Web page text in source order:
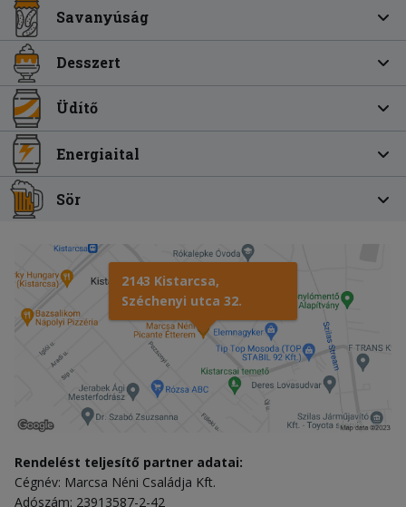
Savanyúság
Desszert
Üdítő
Energiaital
Sör
2143 Kistarcsa,
Széchenyi utca 32.
Rendelést teljesítő partner adatai:
Cégnév: Marcsa Néni Családja Kft.
Adószám: 23913587-2-42